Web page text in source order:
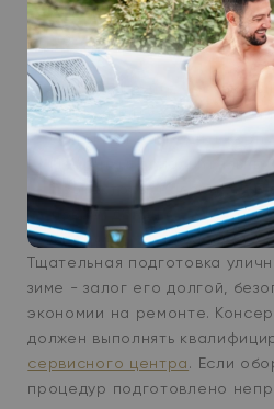
Защищайте бассейн от
помощью зимних чехлов,
замков.
Не используйте бытовые
материалы сверх
они могут навредить
Демонтаж
прожекторы, насосы)
Тщательная подготовка
зиме - залог его долгой,
экономии на ремонте.
должен выполнять
сервисного центра . Если
процедур подготовлено